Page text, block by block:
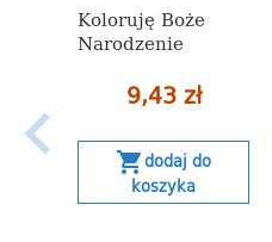
Koloruję Boże
Narodzenie
9,43 zł
shopping_cartdodaj do
koszyka